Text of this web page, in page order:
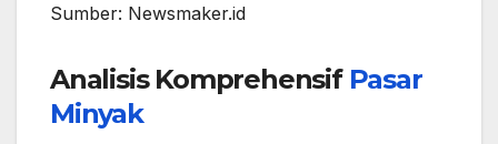
Sumber: Newsmaker.id
Analisis Komprehensif Pasar
Minyak